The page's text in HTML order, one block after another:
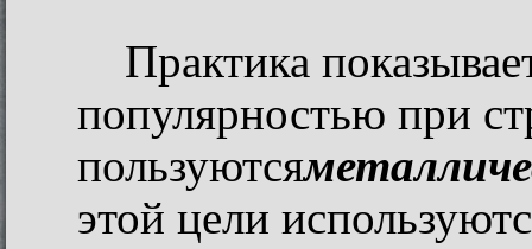
Практика
популярностью при
пользуются
этой цели